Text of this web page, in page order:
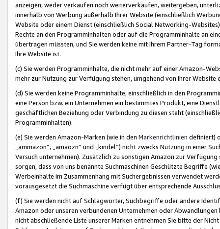
anzeigen, weder verkaufen noch weiterverkaufen, weitergeben,
innerhalb von Werbung außerhalb Ihrer Website (einschließlich
Website oder einem Dienst (einschließlich Social Networking-
Rechte an den Programminhalten oder auf die Programminhalte an
übertragen müssten, und Sie werden keine mit Ihrem Partner-Tag
Ihre Website ist.
(c) Sie werden Programminhalte, die nicht mehr auf einer Amazon-
mehr zur Nutzung zur Verfügung stehen, umgehend von Ihrer
(d) Sie werden keine Programminhalte, einschließlich in den
eine Person bzw. ein Unternehmen ein bestimmtes Produkt, eine
geschäftlichen Beziehung oder Verbindung zu diesen steht
Programminhalten).
(e) Sie werden Amazon-Marken (wie in den Markenrichtlinien definiert)
„ammazon“, „amaozn“ und „kindel“) nicht zwecks Nutzung in einer
Versuch unternehmen). Zusätzlich zu sonstigen Amazon zur
sorgen, dass von uns benannte Suchmaschinen Geschützte Begriffe
Werbeinhalte im Zusammenhang mit Suchergebnissen verwendet
vorausgesetzt die Suchmaschine verfügt über entsprechende
(f) Sie werden nicht auf Schlagwörter, Suchbegriffe oder andere
Amazon oder unseren verbundenen Unternehmen oder
nicht abschließende Liste unserer Marken entnehmen Sie bitte der